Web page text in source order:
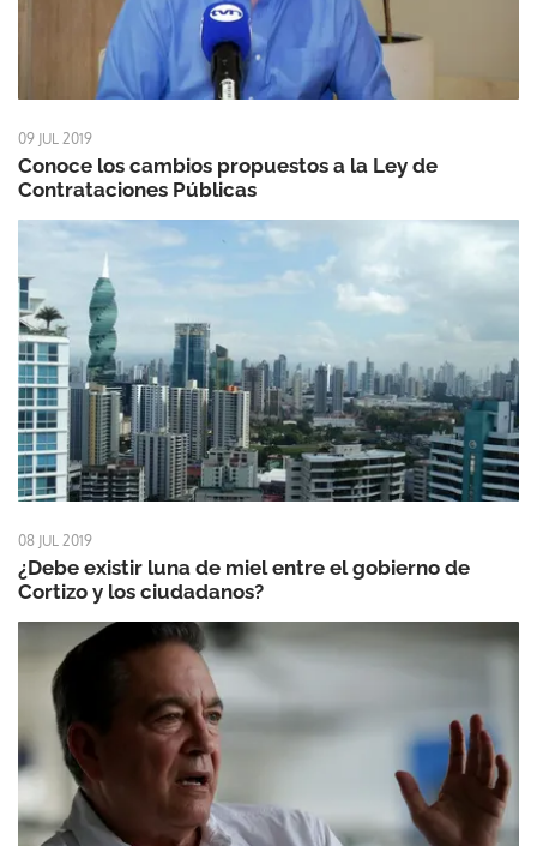
09 JUL 2019
Conoce los cambios propuestos a la Ley de
Contrataciones Públicas
08 JUL 2019
¿Debe existir luna de miel entre el gobierno de
Cortizo y los ciudadanos?